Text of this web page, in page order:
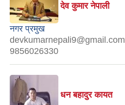
देव कुमार नेपाली
नगर प्रमुख
devkumarnepali9@gmail.com
9856026330
धन बहादुर कायत